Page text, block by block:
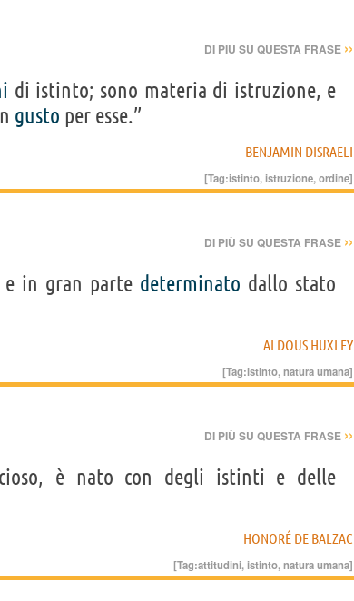
DI PIÙ SU QUESTA FRASE ››
di istinto; sono materia di istruzione, e
gusto per esse.”
BENJAMIN DISRAELI
[Tag:istinto,istruzione,ordine]
DI PIÙ SU QUESTA FRASE ››
e in gran parte determinato dallo stato
ALDOUS HUXLEY
[Tag:istinto,natura umana]
DI PIÙ SU QUESTA FRASE ››
è nato con degli istinti e delle
HONORÉ DE BALZAC
[Tag:attitudini,istinto,natura umana]